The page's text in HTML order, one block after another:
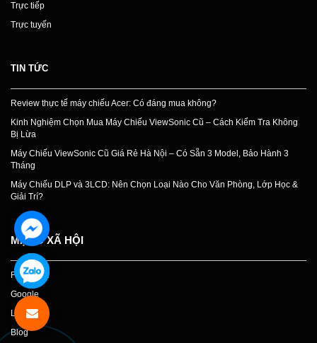
Trực tiếp
Trực tuyến
TIN TỨC
Review thực tế máy chiếu Acer: Có đáng mua không?
Kinh Nghiệm Chọn Mua Máy Chiếu ViewSonic Cũ – Cách Kiểm Tra Không
Bị Lừa
Máy Chiếu ViewSonic Cũ Giá Rẻ Hà Nội – Có Sẵn 3 Model, Bảo Hành 3
Tháng
Máy Chiếu DLP và 3LCD: Nên Chọn Loại Nào Cho Văn Phòng, Lớp Học &
Giải Trí?
MẠNG XÃ HỘI
Facebook
Google
Linkedin
Blog